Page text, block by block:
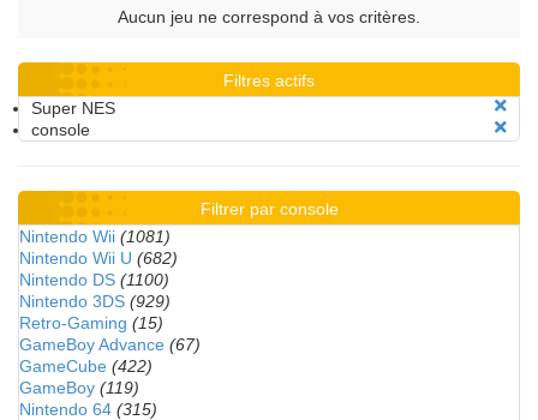
Aucun jeu ne correspond à vos critères.
Filtres actifs
Super NES
console
Filtrer par console
Nintendo Wii (1081)
Nintendo Wii U (682)
Nintendo DS (1100)
Nintendo 3DS (929)
Retro-Gaming (15)
GameBoy Advance (67)
GameCube (422)
GameBoy (119)
Nintendo 64 (315)